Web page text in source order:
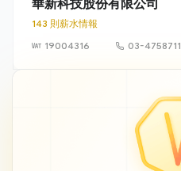
華新科技股份有限公司
143 則薪水情報
19004316
03-4758711